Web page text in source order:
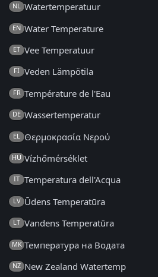
NL Watertemperatuur
EN Water Temperature
ET Vee Temperatuur
FI Veden Lämpötila
FR Température de l'Eau
DE Wassertemperatur
EL Θερμοκρασία Νερού
HU Vízhőmérséklet
IT Temperatura dell'Acqua
LV Ūdens Temperatūra
LT Vandens Temperatūra
MK Температура на Водата
NZ New Zealand Watertemp